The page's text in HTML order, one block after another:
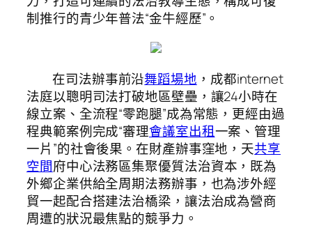
制推行的青少年普法“金牛經歷”。
在司法辦事前沿舞蹈場地 ，成都internet
法庭以聰明司法打破地區壁壘，讓24小時在
線立案、全流程“零跑腿”成為常態，更經由過
程典範案例完成“審理會議室出租一案、管理
一片”的社會後果。在財產辦事窪地，天共享
空間府中心法務區集聚優質法治資本，既為
外鄉企業供給全周期法務辦事，也為涉外經
貿一起配合搭建法治橋梁，讓法治成為營商
周遭的狀況最焦點的競爭力。